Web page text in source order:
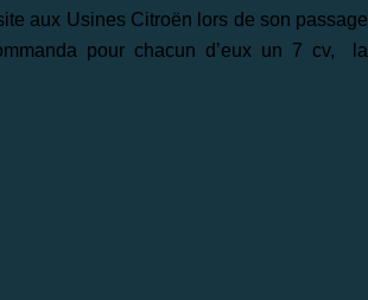
aux Usines Citroën lors de son passage
pour chacun d’eux un 7 cv, la